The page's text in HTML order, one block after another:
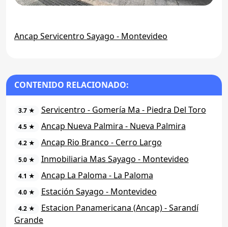
Ancap Servicentro Sayago - Montevideo
CONTENIDO RELACIONADO:
3.7 ★ Servicentro - Gomería Ma - Piedra Del Toro
4.5 ★ Ancap Nueva Palmira - Nueva Palmira
4.2 ★ Ancap Rio Branco - Cerro Largo
5.0 ★ Inmobiliaria Mas Sayago - Montevideo
4.1 ★ Ancap La Paloma - La Paloma
4.0 ★ Estación Sayago - Montevideo
4.2 ★
Estacion Panamericana (Ancap) - Sarandí
Grande